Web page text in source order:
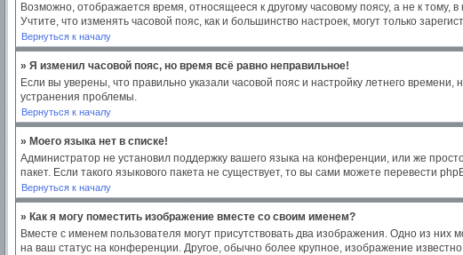
Возможно, отображается время, относящееся к другому часовому поясу, а не к тому,
Учтите, что изменять часовой пояс, как и большинство настроек, могут только
Вернуться к началу
» Я изменил часовой пояс, но время всё равно неправильное!
Если вы уверены, что правильно указали часовой пояс и настройку летнего
устранения проблемы.
Вернуться к началу
» Моего языка нет в списке!
Администратор не установил поддержку вашего языка на конференции, или же
пакет. Если такого языкового пакета не существует, то вы сами можете перевести
Вернуться к началу
» Как я могу поместить изображение вместе со своим именем?
Вместе с именем пользователя могут присутствовать два изображения. Одно из
на ваш статус на конференции. Другое, обычно более крупное, изображение